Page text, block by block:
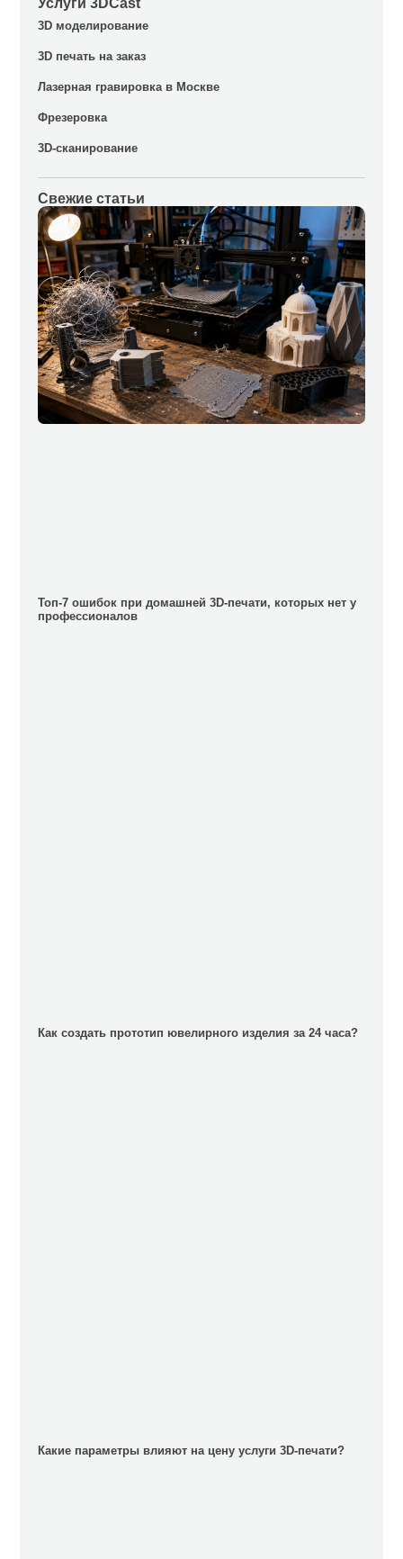
3D моделирование
3D печать на заказ
Лазерная гравировка в Москве
Фрезеровка
3D-сканирование
Свежие статьи
Топ-7 ошибок при домашней 3D-печати, которых нет у
профессионалов
Как создать прототип ювелирного изделия за 24 часа?
Какие параметры влияют на цену услуги 3D-печати?